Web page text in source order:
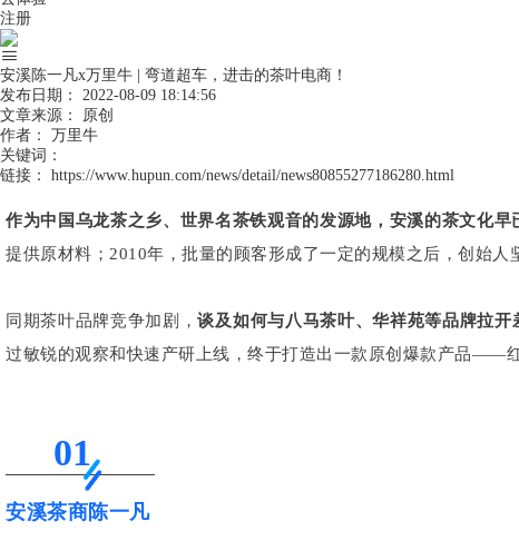
注册
安溪陈一凡x万里牛 | 弯道超车，进击的茶叶电商！
发布日期：
2022-08-09 18:14:56
文章来源：
原创
作者：
万里牛
关键词：
链接：
https://www.hupun.com/news/detail/news80855277186280.html
作为中国乌龙茶之乡、世界名茶铁观音的发源地，安溪的茶文化早
提供原材料；2010年，批量的顾客形成了一定的规模之后，创始人
同期茶叶品牌竞争加剧，谈及如何与八马茶叶、华祥苑等品牌拉开
过敏锐的观察和快速产研上线，终于打造出一款原创爆款产品——
01
安溪茶商陈一凡